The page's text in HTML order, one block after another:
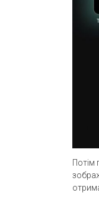
Потім